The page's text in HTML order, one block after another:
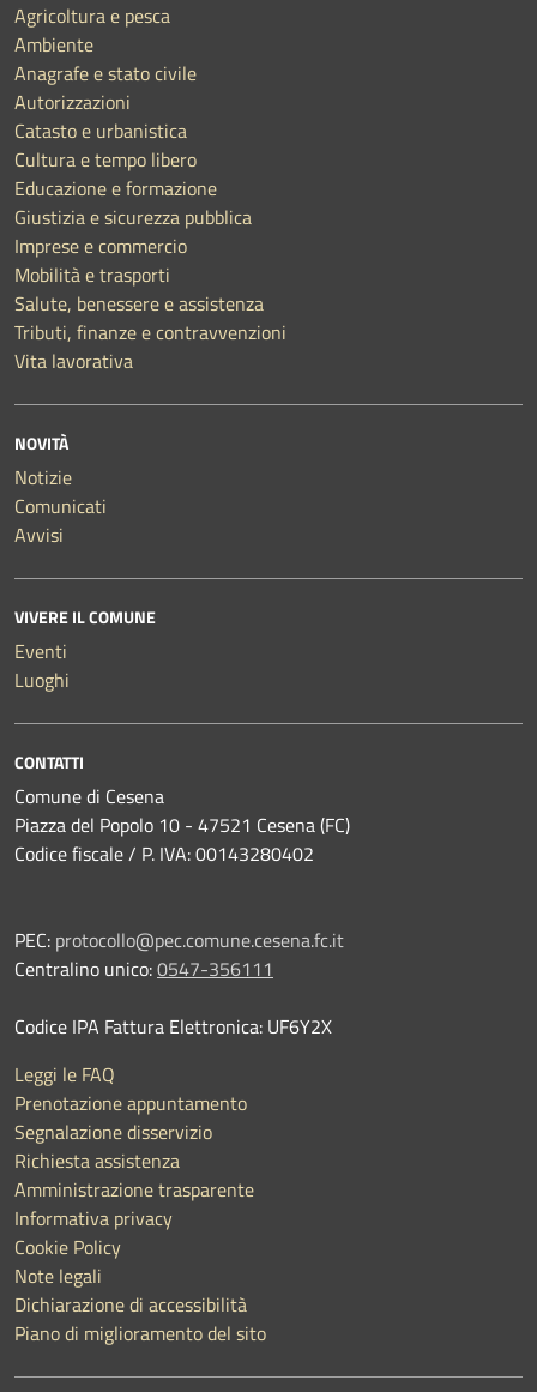
Agricoltura e pesca
Ambiente
Anagrafe e stato civile
Autorizzazioni
Catasto e urbanistica
Cultura e tempo libero
Educazione e formazione
Giustizia e sicurezza pubblica
Imprese e commercio
Mobilità e trasporti
Salute, benessere e assistenza
Tributi, finanze e contravvenzioni
Vita lavorativa
NOVITÀ
Notizie
Comunicati
Avvisi
VIVERE IL COMUNE
Eventi
Luoghi
CONTATTI
Comune di Cesena
Piazza del Popolo 10 - 47521 Cesena (FC)
Codice fiscale / P. IVA: 00143280402
PEC: protocollo@pec.comune.cesena.fc.it
Centralino unico:0547-356111
Codice IPA Fattura Elettronica: UF6Y2X
Leggi le FAQ
Prenotazione appuntamento
Segnalazione disservizio
Richiesta assistenza
Amministrazione trasparente
Informativa privacy
Cookie Policy
Note legali
Dichiarazione di accessibilità
Piano di miglioramento del sito